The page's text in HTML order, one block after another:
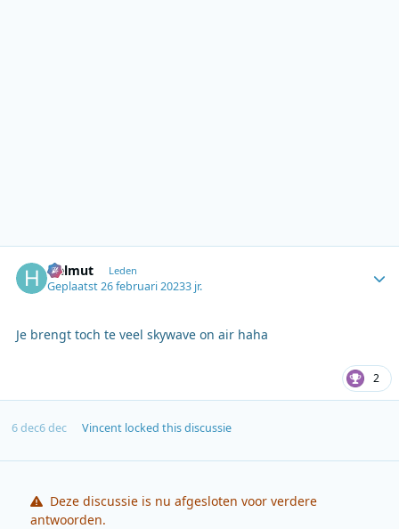
Helmut Leden
Geplaatst26 februari 20233 jr.
Je brengt toch te veel skywave on air haha
2
6 dec6 dec Vincentlocked this discussie
Deze discussie is nu afgesloten voor verdere
antwoorden.